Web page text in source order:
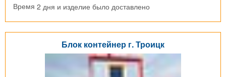
Время 2 дня и изделие было доставлено
Блок контейнер г. Троицк